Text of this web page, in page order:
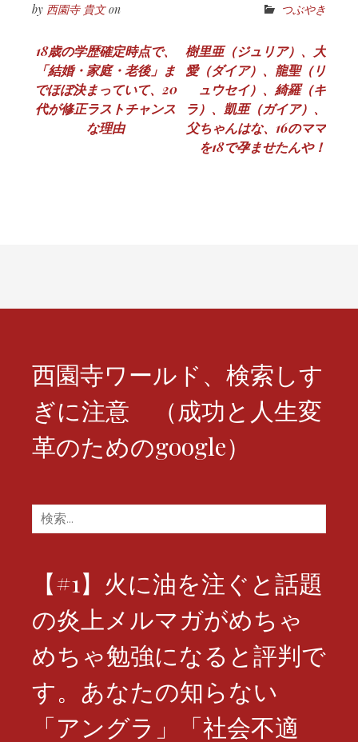
by 西園寺 貴文on つぶやき
投
稿
ナ
18歳の学歴確定時点で、
「結婚・家庭・老後」ま
でほぼ決まっていて、20
代が修正ラストチャンス
な理由
樹里亜（ジュリア）、大
愛（ダイア）、龍聖（リ
ュウセイ）、綺羅（キ
ラ）、凱亜（ガイア）、
父ちゃんはな、16のママ
を18で孕ませたんや！
西園寺ワールド、検索しす
ぎに注意 （成功と人生変
革のためのgoogle）
検
索:
【#1】火に油を注ぐと話題
の炎上メルマガがめちゃ
めちゃ勉強になると評判で
す。あなたの知らない
「アングラ」「社会不適